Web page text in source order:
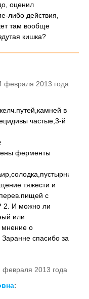
оценил
либо действия,
там вообще
кишка?
февраля 2013 года
в
частые,3-й
ферменты
тяжести и
с
2. И можно ли
или
мнение о
спасибо за
февраля 2013 года
: